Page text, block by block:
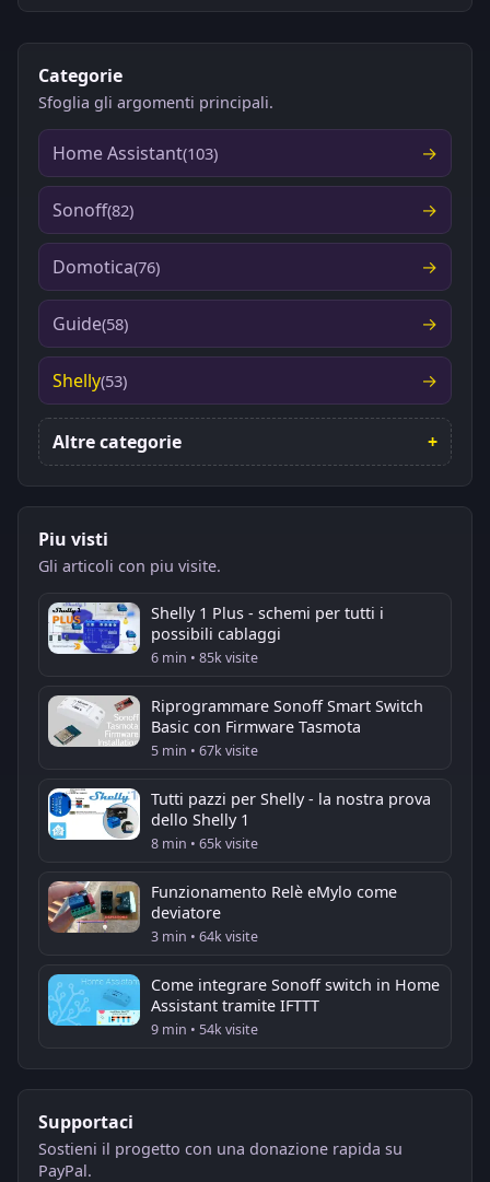
Categorie
Sfoglia gli argomenti principali.
Home Assistant(103)
Sonoff(82)
Domotica(76)
Guide(58)
Shelly(53)
Altre categorie
Piu visti
Gli articoli con piu visite.
Shelly 1 Plus - schemi per tutti i
possibili cablaggi
6 min • 85k visite
Riprogrammare Sonoff Smart Switch
Basic con Firmware Tasmota
5 min • 67k visite
Tutti pazzi per Shelly - la nostra prova
dello Shelly 1
8 min • 65k visite
Funzionamento Relè eMylo come
deviatore
3 min • 64k visite
Come integrare Sonoff switch in Home
Assistant tramite IFTTT
9 min • 54k visite
Supportaci
Sostieni il progetto con una donazione rapida su
PayPal.